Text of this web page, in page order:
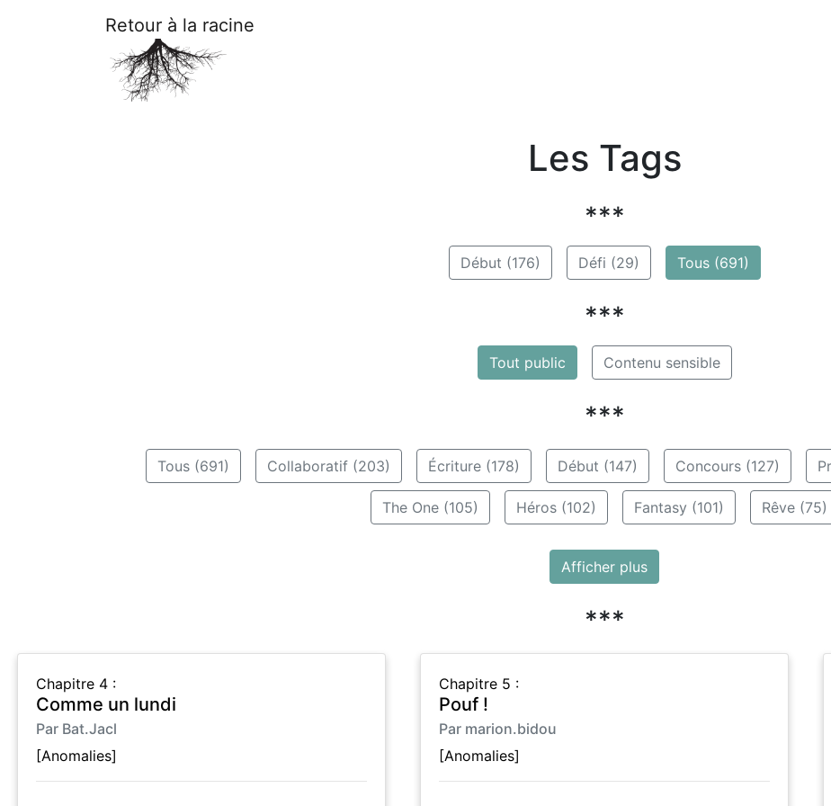
Retour à la racine
Les Tags
***
Début (176) Défi (29) Tous (691)
***
Tout public Contenu sensible
***
Tous (691) Collaboratif (203) Écriture (178) Début (147) Concours (127)
The One (105) Héros (102) Fantasy (101) Rêve (75)
Afficher plus
***
Chapitre 4 :
Comme un lundi
Par Bat.Jacl
[Anomalies]
Chapitre 5 :
Pouf !
Par marion.bidou
[Anomalies]